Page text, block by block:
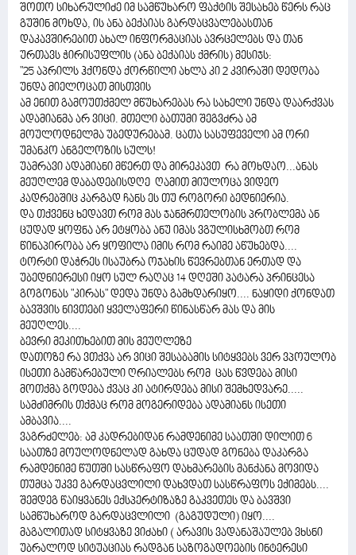
შოთო სიხარულიძე იმ სამწუხარო ფაქტის შესახებ წერს რაც
გუშინ მოხდა, ის ანა ბექაიას გარდაცვალებასთან
დაკავშირებით ახალ ინფორმაციას ავრცელებს და თან
ურთავს ჭირისუფლის (ანა ბექაიას ქმრის) მესიჯს:
"25 აპრილს ჰქონდა ქორწილი ახლა კი 2 კვირაში დედობა
უნდა მიელოცათ მისთვის
ამ ენით გამოუთქმელ მწუხარებას რა სახელი უნდა დაარქვას
ადამიანმა არ ვიცი. მთელი ბათუმი შეგვძრა ამ
მოულოდნელმა უბედურებამ. ცათა სასუფეველი ამ ორი
უმანკო ანგელოზის სულს!
უამრავი ადამიანი მწერთ და მირეკავთ რა მოხდაო...ანას
მეუღლემ დაბადებისდღე ღამით მიულოცა ვიდეო
კადრებშიც კარგად ჩანს ეს თუ როგორი ბედნიერია.
და თქვენც ხედავთ რომ მას ჯანმრთელობის პრობლემა ან
ცუდად ყოფნა არ ეტყობა ანუ იმას ვგულისხმობთ რომ
წინაპირობა არ ყოფილა იმის რომ რაიმე აწუხებდა....
ტორტი დაჭრეს ისაუბრა ოჯახის წევრებთან ერთად და
უბედნიერესი იყო სულ რაღაც 14 დღეში პატარა პრინცესა
გოგონას "კირას" დედა უნდა გამხდარიყო.... ნაყიდი ქონდათ
ბავშვის ნივთები ყველაფერი წინასწარ მას და მის
მეუღლეს....
ბევრი მეკითხებით მის მეუღლეზე
დათოზე რა ვთქვა არ ვიცი შესაბამის სიტყვებს ვერ ვპოულობ
ისეთი გამწარებული ღრიალებს რომ ცას წვდება მისი
მოთქმა გოდება ქვაც კი ატირდება მისი შემხედვარე.....
სამძიმრის თქმაც რომ მოგერიდება ადამიანს ისეთი
ამბავია....
ვაგრძელებ: ამ კადრებიდან რამდენიმე საათში დილით 6
საათზე მოულოდნელად გახდა ცუდად გონება დაკარგა
რამდენიმე წუთში სასწრაფო დახმარების მანქანა მოვიდა
თუმცა უკვე გარდაცვლილი დახვდათ სასწრაფოს ექიმებს....
შემდეგ წაიყვანეს ექსპერტიზაზე გაკვეთეს და ბავშვი
სამწუხაროდ გარდაცვლილი (გაგუდული) იყო....
მაგალითად სიტყვაზე ვიძახი ( არავის ვადანაშაულებ ვხსნი
უბრალოდ სიტუაციას რადგან საზოგადოების ინტერესი